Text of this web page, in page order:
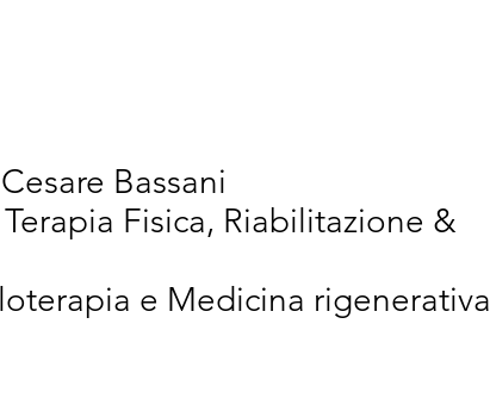
Bassani
Fisica, Riabilitazione &
e Medicina rigenerativa